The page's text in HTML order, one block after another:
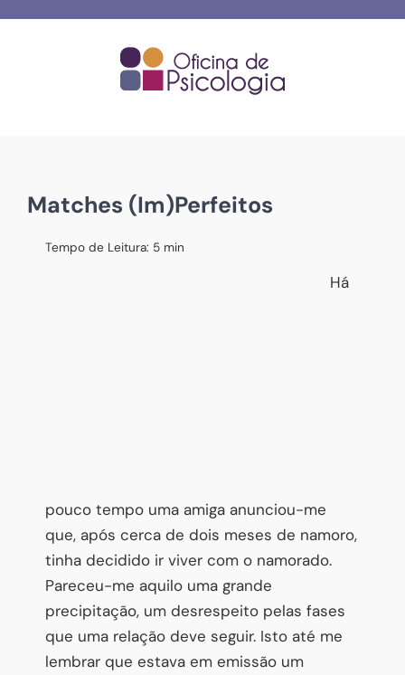
Matches (Im)Perfeitos
Tempo de Leitura: 5 min
Há
pouco tempo uma amiga anunciou-me
que, após cerca de dois meses de namoro,
tinha decidido ir viver com o namorado.
Pareceu-me aquilo uma grande
precipitação, um desrespeito pelas fases
que uma relação deve seguir. Isto até me
lembrar que estava em emissão um